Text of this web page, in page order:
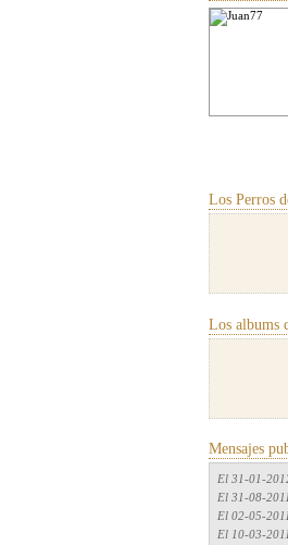
Los Perros
Los albums
Mensajes
El 31-01-
El 31-08-2011
El 02-05-2011
El 10-03-2011